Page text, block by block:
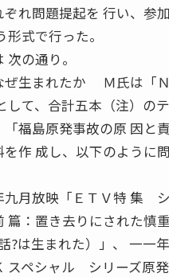
れ問題提起を 行い、参
式で行った。
の通り。
ぜ生まれたか Ｍ氏は「
して、合計五本（注）の
福島原発事故の原 因と
作 成し、以下のように
九月放映「ＥＴＶ特 集
篇：置き去りにされた慎
?は生まれた）」、 一一
スペシャル シリーズ原